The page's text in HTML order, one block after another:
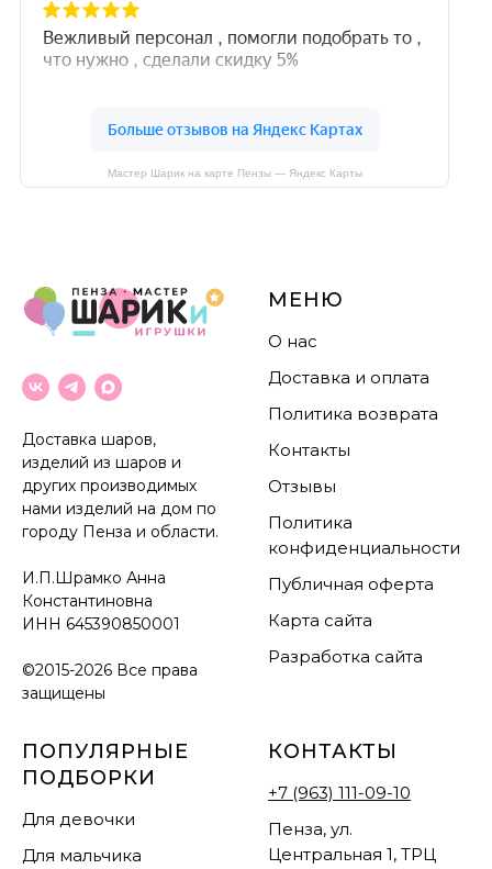
Мастер Шарик на карте Пензы — Яндекс Карты
Доставка шаров,
изделий из шаров и
других производимых
нами изделий на дом по
городу Пенза и области.
И.П.Шрамко Анна
Константиновна
ИНН 645390850001
©2015-2026 Все права
защищены
МЕНЮ
О нас
Доставка и оплата
Политика возврата
Контакты
Отзывы
Политика
конфиденциальности
Публичная оферта
Карта сайта
Разработка сайта
ПОПУЛЯРНЫЕ
ПОДБОРКИ
Для девочки
Для мальчика
КОНТАКТЫ
+7 (963) 111-09-10
Пенза, ул.
Центральная 1, ТРЦ